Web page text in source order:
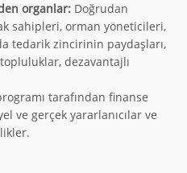
organlar: Doğrudan
sahipleri, orman yöneticileri,
tedarik zincirinin paydaşları,
dezavantajlı
tarafından finanse
ve gerçek yararlanıcılar ve